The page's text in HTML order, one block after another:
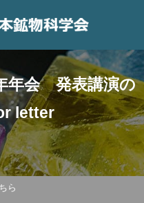
年会 発表講演の
letter
ら